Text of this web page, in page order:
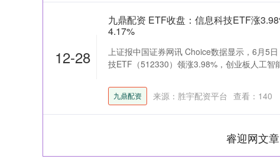
12-28
九鼎配资 ETF收盘：信息科技ETF涨
4.17%
上证报中国证券网讯 Choice数据显示，6月5
技ETF（512330）领涨3.98%，创业板人工智
九鼎配资 来源：胜宇配资平台 查看： 140
睿迎网文